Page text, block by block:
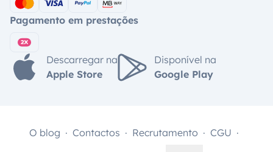
Pagamento em prestações
Descarregar na
Apple Store
Disponível na
Google Play
O blog Contactos Recrutamento
CGU